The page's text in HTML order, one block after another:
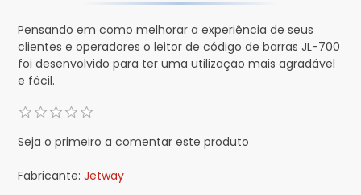
Pensando em como melhorar a experiência de seus
clientes e operadores o leitor de código de barras JL-700
foi desenvolvido para ter uma utilização mais agradável
e fácil.
Seja o primeiro a comentar este produto
Fabricante: Jetway